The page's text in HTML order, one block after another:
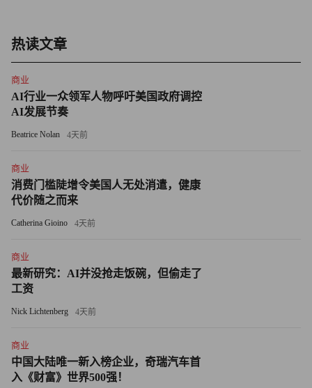
在美国，参议员伊丽莎白•沃伦致函美国证券交易委员会
（SEC）主席加里•根斯勒，询问该委员会在监管加密货币
交易所方面的权力和所持立场。（财富中文网）
翻译：郝秀
审校：汪皓
热读文章
商业
AI行业一众领军人物呼吁美国政府调控
AI发展节奏
Beatrice Nolan 4天前
商业
消费门槛陡增令美国人无处消遣，健康
代价随之而来
Catherina Gioino 4天前
商业
最新研究：AI并没抢走饭碗，但偷走了
工资
Nick Lichtenberg 4天前
商业
中国大陆唯一新入榜企业，奇瑞汽车首
入《财富》世界500强！